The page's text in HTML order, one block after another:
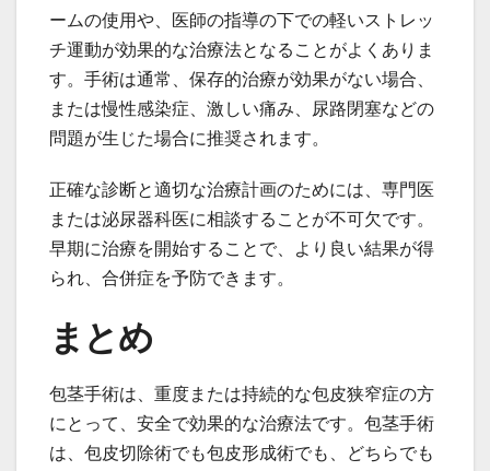
ームの使用や、医師の指導の下での軽いストレッ
チ運動が効果的な治療法となることがよくありま
す。手術は通常、保存的治療が効果がない場合、
または慢性感染症、激しい痛み、尿路閉塞などの
問題が生じた場合に推奨されます。
正確な診断と適切な治療計画のためには、専門医
または泌尿器科医に相談することが不可欠です。
早期に治療を開始することで、より良い結果が得
られ、合併症を予防できます。
まとめ
包茎手術は、重度または持続的な包皮狭窄症の方
にとって、安全で効果的な治療法です。包茎手術
は、包皮切除術でも包皮形成術でも、どちらでも